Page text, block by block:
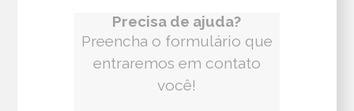
Precisa de ajuda?
Preencha o formulário que
entraremos em contato
você!